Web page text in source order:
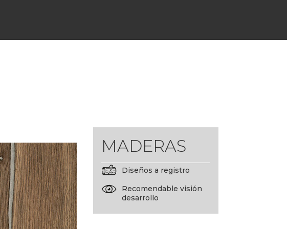
MADERAS
Diseños a registro
Recomendable visión
desarrollo